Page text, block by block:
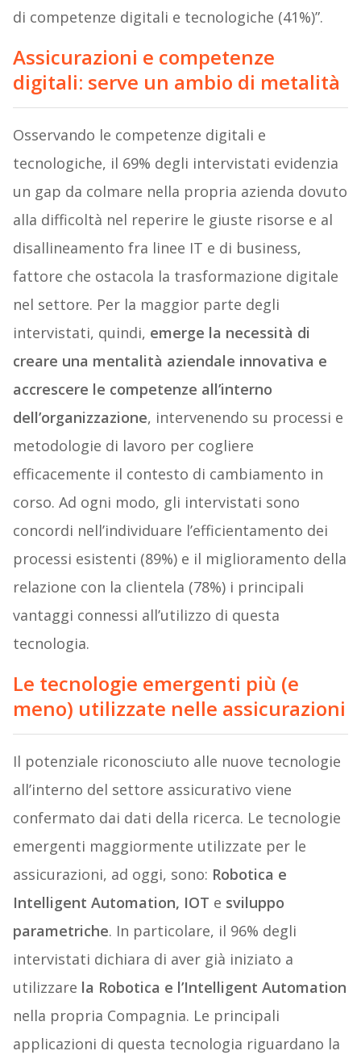
di competenze digitali e tecnologiche (41%)”.
Assicurazioni e competenze
digitali: serve un ambio di metalità
Osservando le competenze digitali e
tecnologiche, il 69% degli intervistati evidenzia
un gap da colmare nella propria azienda dovuto
alla difficoltà nel reperire le giuste risorse e al
disallineamento fra linee IT e di business,
fattore che ostacola la trasformazione digitale
nel settore. Per la maggior parte degli
intervistati, quindi, emerge la necessità di
creare una mentalità aziendale innovativa e
accrescere le competenze all’interno
dell’organizzazione, intervenendo su processi e
metodologie di lavoro per cogliere
efficacemente il contesto di cambiamento in
corso. Ad ogni modo, gli intervistati sono
concordi nell’individuare l’efficientamento dei
processi esistenti (89%) e il miglioramento della
relazione con la clientela (78%) i principali
vantaggi connessi all’utilizzo di questa
tecnologia.
Le tecnologie emergenti più (e
meno) utilizzate nelle assicurazioni
Il potenziale riconosciuto alle nuove tecnologie
all’interno del settore assicurativo viene
confermato dai dati della ricerca. Le tecnologie
emergenti maggiormente utilizzate per le
assicurazioni, ad oggi, sono: Robotica e
Intelligent Automation, IOT e sviluppo
parametriche. In particolare, il 96% degli
intervistati dichiara di aver già iniziato a
utilizzare la Robotica e l’Intelligent Automation
nella propria Compagnia. Le principali
applicazioni di questa tecnologia riguardano la